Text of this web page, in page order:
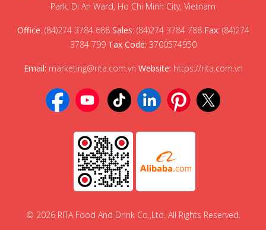
Park, Di An Ward, Ho Chi Minh City, Vietnam
Office: (84)274 3784 688 Sales: (84)274 3784 788 Fax: (84)274
3784 799 Tax Code: 3700574950
Email: marketing@rita.com.vn Website: https://rita.com.vn
© 2026 RITA Food And Drink Co.,Ltd. All Rights Reserved.